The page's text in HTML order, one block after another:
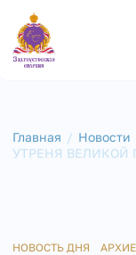
Главная Новости
УТРЕНЯ ВЕЛИКОЙ
НОВОСТЬ ДНЯ